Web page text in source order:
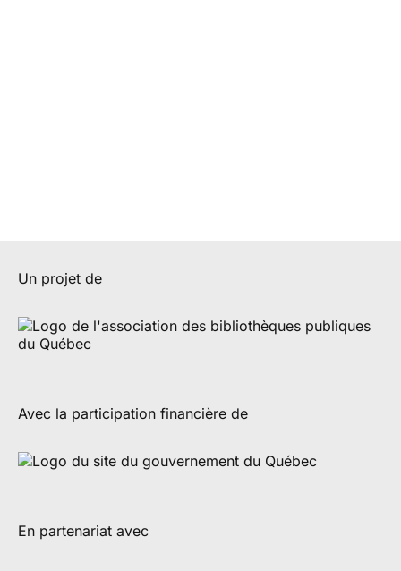
Un projet de
Avec la participation financière de
En partenariat avec